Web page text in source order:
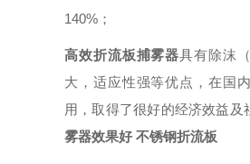
140%；
高效折流板捕雾器具有除沫
大，适应性强等优点，在国
用，取得了很好的经济效益及
雾器效果好 不锈钢折流板